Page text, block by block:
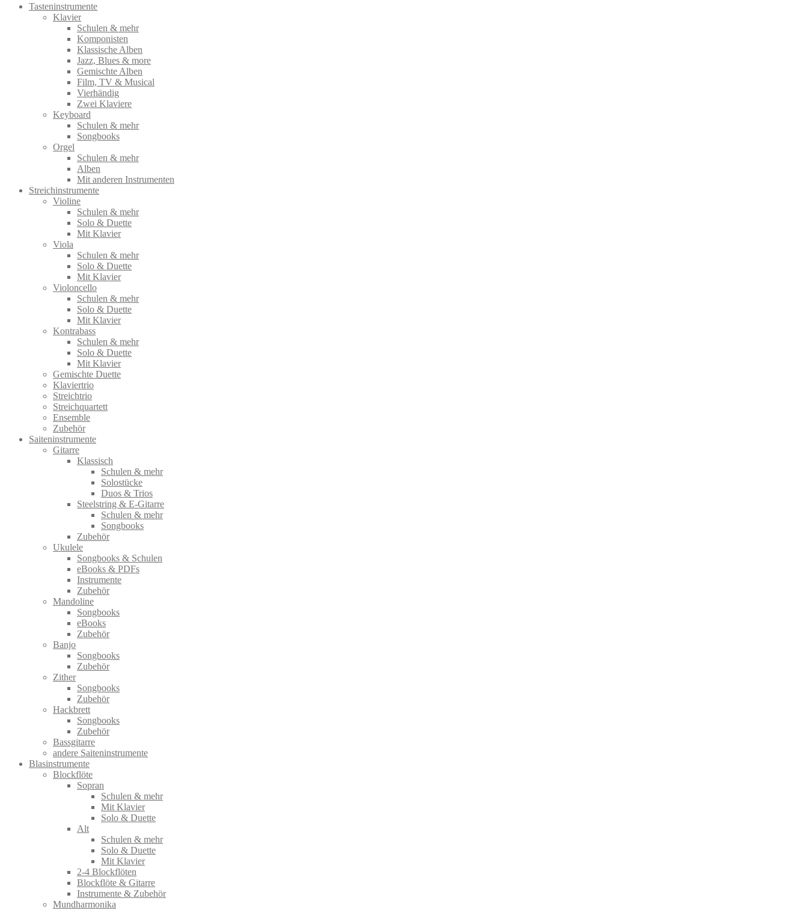
Tasteninstrumente
Klavier
Schulen & mehr
Komponisten
Klassische Alben
Jazz, Blues & more
Gemischte Alben
Film, TV & Musical
Vierhändig
Zwei Klaviere
Keyboard
Schulen & mehr
Songbooks
Orgel
Schulen & mehr
Alben
Mit anderen Instrumenten
Streichinstrumente
Violine
Schulen & mehr
Solo & Duette
Mit Klavier
Viola
Schulen & mehr
Solo & Duette
Mit Klavier
Violoncello
Schulen & mehr
Solo & Duette
Mit Klavier
Kontrabass
Schulen & mehr
Solo & Duette
Mit Klavier
Gemischte Duette
Klaviertrio
Streichtrio
Streichquartett
Ensemble
Zubehör
Saiteninstrumente
Gitarre
Klassisch
Schulen & mehr
Solostücke
Duos & Trios
Steelstring & E-Gitarre
Schulen & mehr
Songbooks
Zubehör
Ukulele
Songbooks & Schulen
eBooks & PDFs
Instrumente
Zubehör
Mandoline
Songbooks
eBooks
Zubehör
Banjo
Songbooks
Zubehör
Zither
Songbooks
Zubehör
Hackbrett
Songbooks
Zubehör
Bassgitarre
andere Saiteninstrumente
Blasinstrumente
Blockflöte
Sopran
Schulen & mehr
Mit Klavier
Solo & Duette
Alt
Schulen & mehr
Solo & Duette
Mit Klavier
2-4 Blockflöten
Blockflöte & Gitarre
Instrumente & Zubehör
Mundharmonika